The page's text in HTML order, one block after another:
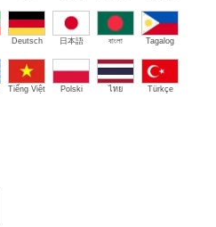
Deutsch 日本語 বাংলা Tagalog
Tiếng Việt Polski ไทย Türkçe